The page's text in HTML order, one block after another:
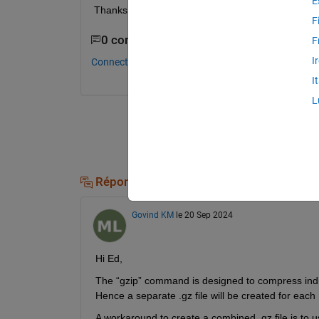
Thanks in advance
0 commentaires
Connectez-vous pour commenter.
Réponses (1)
Govind KM le 20 Sep 2024
Hi Ed,
The “gzip” command is designed to compress
Hence a separate .gz file will be created for each